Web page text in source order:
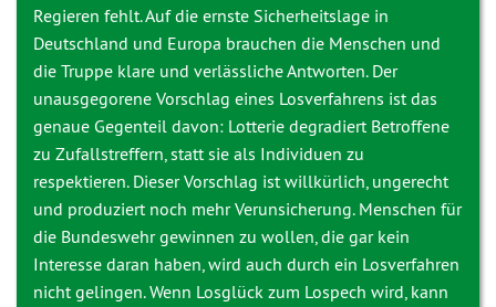
Regieren fehlt. Auf die ernste Sicherheitslage in
Deutschland und Europa brauchen die Menschen und
die Truppe klare und verlässliche Antworten. Der
unausgegorene Vorschlag eines Losverfahrens ist das
genaue Gegenteil davon: Lotterie degradiert Betroffene
zu Zufallstreffern, statt sie als Individuen zu
respektieren. Dieser Vorschlag ist willkürlich, ungerecht
und produziert noch mehr Verunsicherung. Menschen für
die Bundeswehr gewinnen zu wollen, die gar kein
Interesse daran haben, wird auch durch ein Losverfahren
nicht gelingen. Wenn Losglück zum Lospech wird, kann